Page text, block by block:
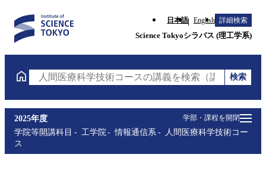
日本語 English 詳細検索
Science Tokyoシラバス (理工学系)
人間医療科学技術コースの講義を検索（講義名・科
検索
学部・課程を開閉
2025年度
学院等開講科目
工学院 情報通信系
人間医療科学技術コー
ス